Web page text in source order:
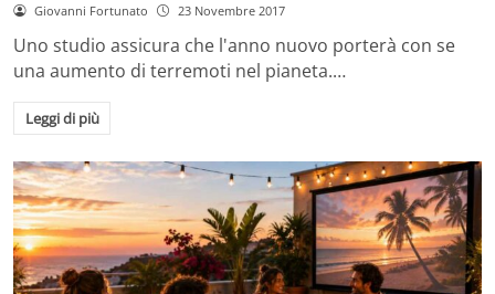
Giovanni Fortunato 23 Novembre 2017
Uno studio assicura che l'anno nuovo porterà con se
una aumento di terremoti nel pianeta.…
Leggi di più